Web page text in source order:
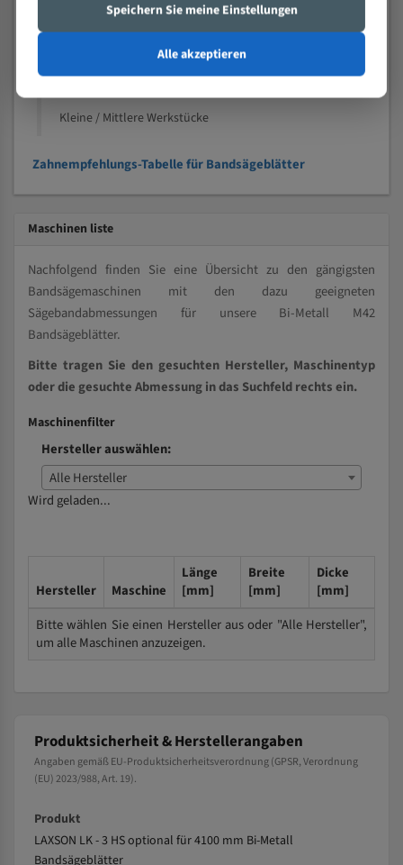
Nichteisenmetalle
Speziell entwickelt für Profile / Rohre
Kleine und mittlere Profile / Kleine Durchmesser
Kleine / Mittlere Werkstücke
Zahnempfehlungs-Tabelle für Bandsägeblätter
Maschinen liste
Nachfolgend finden Sie eine Übersicht zu den gängigsten
Bandsägemaschinen mit den dazu geeigneten
Sägebandabmessungen für unsere Bi-Metall M42
Bandsägeblätter.
Bitte tragen Sie den gesuchten Hersteller, Maschinentyp
oder die gesuchte Abmessung in das Suchfeld rechts ein.
Maschinenfilter
Hersteller auswählen:
Alle Hersteller
Wird geladen...
Hersteller Maschine
Länge
[mm]
Breite
[mm]
Dicke
[mm]
Bitte wählen Sie einen Hersteller aus oder "Alle Hersteller",
um alle Maschinen anzuzeigen.
Produktsicherheit & Herstellerangaben
Angaben gemäß EU-Produktsicherheitsverordnung (GPSR, Verordnung
(EU) 2023/988, Art. 19).
Produkt
LAXSON LK - 3 HS optional für 4100 mm Bi-Metall
Bandsägeblätter
Speichern Sie meine Einstellungen
Alle akzeptieren